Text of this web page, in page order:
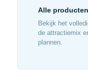
Alle
Bekijk het
de attractiemix
plannen.